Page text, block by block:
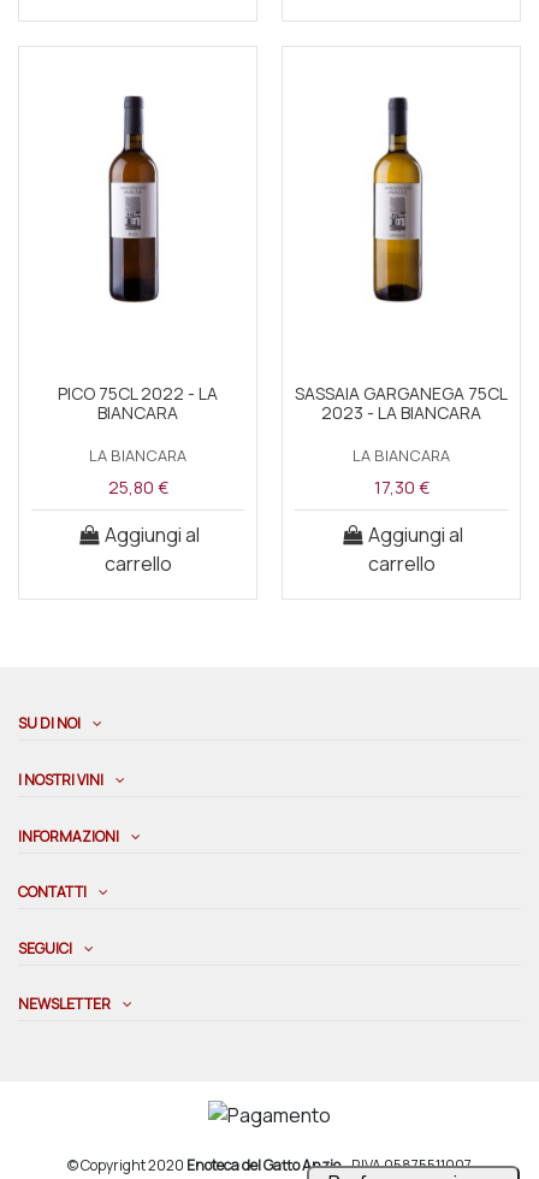
PICO 75CL 2022 - LA
BIANCARA
LA BIANCARA
25,80 €
Aggiungi al
carrello
SASSAIA GARGANEGA 75CL
2023 - LA BIANCARA
LA BIANCARA
17,30 €
Aggiungi al
carrello
SU DI NOI
I NOSTRI VINI
INFORMAZIONI
CONTATTI
SEGUICI
NEWSLETTER
© Copyright 2020 Enoteca del Gatto Anzio- P.IVA 05875511007